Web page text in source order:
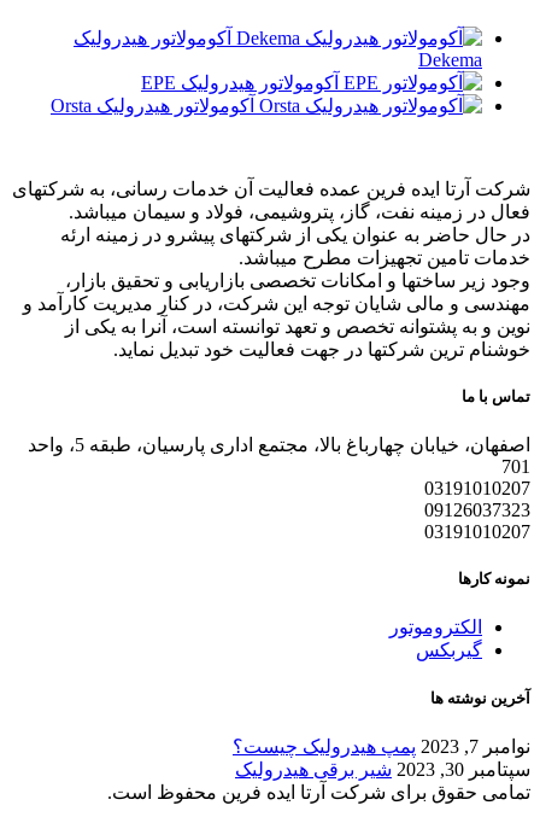
آکومولاتور هیدرولیک
Dekema
آکومولاتور هیدرولیک EPE
آکومولاتور هیدرولیک Orsta
شرکت آرتا ایده فرین عمده فعالیت آن خدمات رسانی، به شرکتهای
فعال در زمینه نفت، گاز، پتروشیمی، فولاد و سیمان میباشد.
در حال حاضر به عنوان یکی از شرکتهای پیشرو در زمینه ارئه
خدمات تامین تجهیزات مطرح میباشد.
وجود زیر ساختها و امکانات تخصصی بازاریابی و تحقیق بازار،
مهندسی و مالی شایان توجه این شرکت، در کنار مدیریت کارآمد و
نوین و به پشتوانه تخصص و تعهد توانسته است، آنرا به یکی از
خوشنام ترین شرکتها در جهت فعالیت خود تبدیل نماید.
تماس با ما
اصفهان، خیابان چهارباغ بالا، مجتمع اداری پارسیان، طبقه 5، واحد
701
03191010207
09126037323
03191010207
نمونه کارها
الکتروموتور
گیربکس
آخرین نوشته ها
نوامبر 7, 2023
پمپ هیدرولیک چیست؟
سپتامبر 30, 2023
شیر برقی هیدرولیک
تمامی حقوق برای شرکت آرتا ایده فرین محفوظ است.